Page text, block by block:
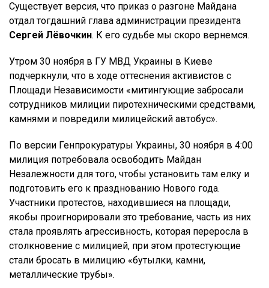
Существует версия, что приказ о разгоне Майдана
отдал тогдашний глава администрации президента
Сергей Лёвочкин. К его судьбе мы скоро вернемся.
Утром 30 ноября в ГУ МВД Украины в Киеве
подчеркнули, что в ходе оттеснения активистов с
Площади Независимости «митингующие забросали
сотрудников милиции пиротехническими средствами,
камнями и повредили милицейский автобус».
По версии Генпрокуратуры Украины, 30 ноября в 4:00
милиция потребовала освободить Майдан
Незалежности для того, чтобы установить там елку и
подготовить его к празднованию Нового года.
Участники протестов, находившиеся на площади,
якобы проигнорировали это требование, часть из них
стала проявлять агрессивность, которая переросла в
столкновение с милицией, при этом протестующие
стали бросать в милицию «бутылки, камни,
металлические трубы».